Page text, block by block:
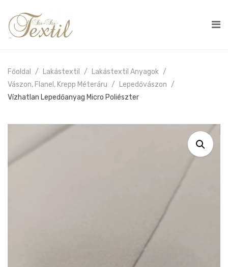
Főoldal Lakástextil
Lakástextil Anyagok
Vászon, Flanel, Krepp Méteráru
Lepedővászon
Vízhatlan Lepedőanyag Micro Poliészter